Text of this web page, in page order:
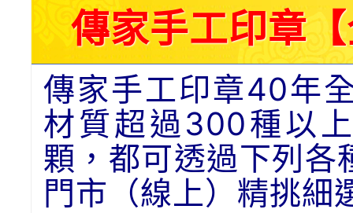
傳家手工印章
傳家手工印章40年
材質超過300種以
顆，都可透過下列各
門市（線上）精挑細